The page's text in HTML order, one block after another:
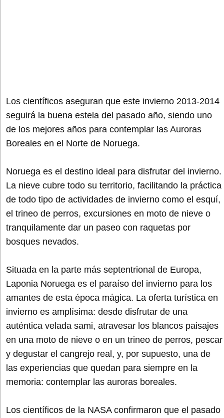
Los científicos aseguran que este invierno 2013-2014
seguirá la buena estela del pasado año, siendo uno
de los mejores años para contemplar las Auroras
Boreales en el Norte de Noruega.
Noruega es el destino ideal para disfrutar del invierno.
La nieve cubre todo su territorio, facilitando la práctica
de todo tipo de actividades de invierno como el esquí,
el trineo de perros, excursiones en moto de nieve o
tranquilamente dar un paseo con raquetas por
bosques nevados.
Situada en la parte más septentrional de Europa,
Laponia Noruega es el paraíso del invierno para los
amantes de esta época mágica. La oferta turística en
invierno es amplísima: desde disfrutar de una
auténtica velada sami, atravesar los blancos paisajes
en una moto de nieve o en un trineo de perros, pescar
y degustar el cangrejo real, y, por supuesto, una de
las experiencias que quedan para siempre en la
memoria: contemplar las auroras boreales.
Los científicos de la NASA confirmaron que el pasado